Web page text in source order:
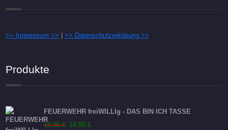
>> Impressum >> >> Datenschutzerklärung >>
Produkte
FEUERWEHR freiWILLIg - DAS BIN ICH TASSE
16,95€ Ursprünglicher
14,95 €